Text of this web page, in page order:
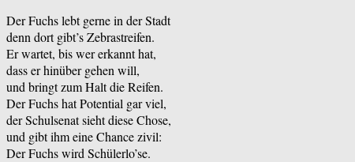
Der Fuchs lebt gerne in der Stadt
denn dort gibt’s Zebrastreifen.
Er wartet, bis wer erkannt hat,
dass er hinüber gehen will,
und bringt zum Halt die Reifen.
Der Fuchs hat Potential gar viel,
der Schulsenat sieht diese Chose,
und gibt ihm eine Chance zivil:
Der Fuchs wird Schülerlo’se.